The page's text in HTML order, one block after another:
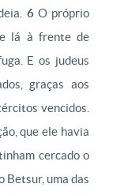
6O próprio
lá à frente de
E os judeus
graças aos
vencidos.
que ele havia
cercado o
Betsur, uma das